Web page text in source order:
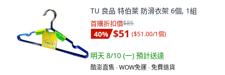
TU 良品 特伯萊 防滑衣架 6個, 1組
首購折扣價$85
40% $51 ($51.00/1個)
明天 8/10 (一) 預計送達
酷澎直售 ∙ WOW免運 ∙ 免費退貨